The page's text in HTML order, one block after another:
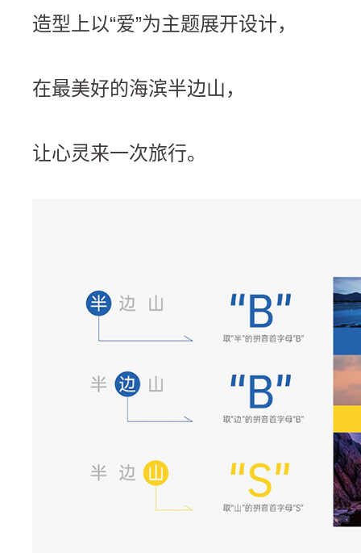
造型上以“爱”为主题展开设计，
在最美好的海滨半边山，
让心灵来一次旅行。